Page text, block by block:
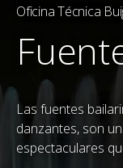
Oficina Técnica
Las fuentes
danzantes, son
espectaculares